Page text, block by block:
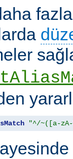
"^/~([a-